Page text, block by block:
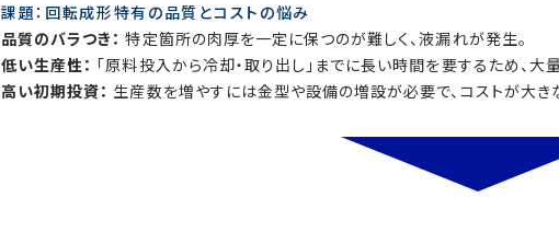
課題：回転成形特有の品質とコストの悩み
品質のバラつき： 特定箇所の肉厚を一定に保つのが難しく、液漏れが発生。
低い生産性： 「原料投入から冷却・取り出し」までに長い時間を要するため、大
高い初期投資： 生産数を増やすには金型や設備の増設が必要で、コストが大き